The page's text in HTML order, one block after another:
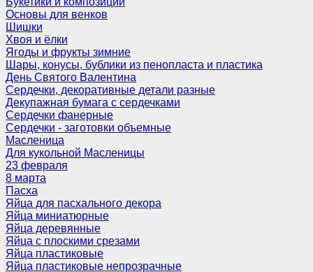
Основы для венков
Шишки
Хвоя и ёлки
Ягоды и фрукты зимние
Шары, конусы, бублики из пенопласта и пластика
День Святого Валентина
Сердечки, декоративные детали разные
Декупажная бумага с сердечками
Сердечки фанерные
Сердечки - заготовки объемные
Масленица
Для кукольной Масленицы
23 февраля
8 марта
Пасха
Яйца для пасхального декора
Яйца миниатюрные
Яйца деревянные
Яйца с плоскими срезами
Яйца пластиковые
Яйца пластиковые непрозрачные